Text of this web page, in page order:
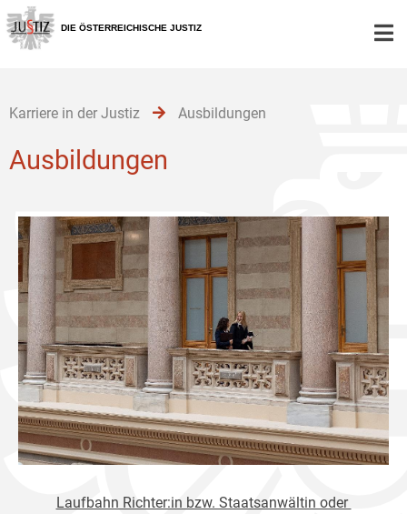
Zur
Hauptnavigation
[1]
Zum
Inhalt
[2]
Zum
Untermenü
[3]
DIE ÖSTERREICHISCHE JUSTIZ
Karriere in der Justiz Ausbildungen
Ausbildungen
Laufbahn Richter:in bzw. Staatsanwältin oder